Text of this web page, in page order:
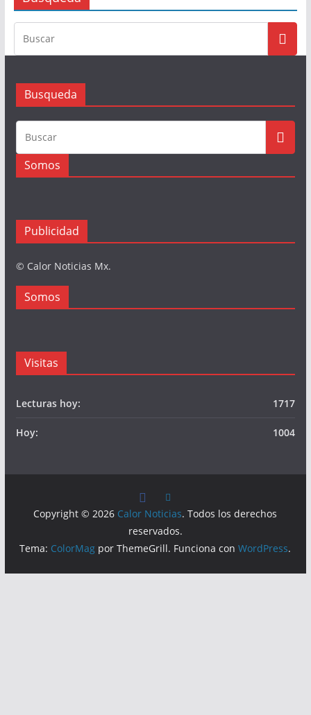
Busqueda
Somos
Publicidad
© Calor Noticias Mx.
Somos
Visitas
1717
Lecturas hoy:
1004
Hoy:
Copyright © 2026 Calor Noticias. Todos los derechos
reservados.
Tema: ColorMag por ThemeGrill. Funciona conWordPress.